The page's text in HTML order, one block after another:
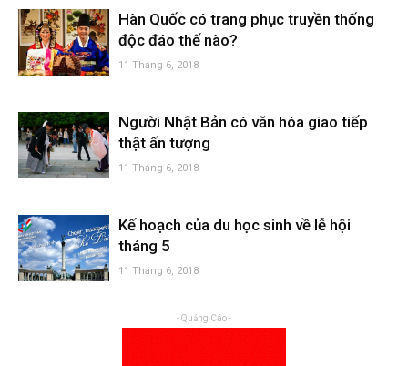
Hàn Quốc có trang phục truyền thống
độc đáo thế nào?
11 Tháng 6, 2018
Người Nhật Bản có văn hóa giao tiếp
thật ấn tượng
11 Tháng 6, 2018
Kế hoạch của du học sinh về lễ hội
tháng 5
11 Tháng 6, 2018
- Quảng Cáo -